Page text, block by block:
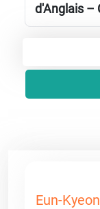
d'Anglais –
Eun-